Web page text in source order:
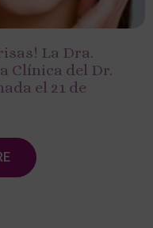
La Dra.
Clínica del Dr.
el 21 de